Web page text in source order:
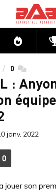
Directs
0 commentaires
:
janv. 2022
ACCÉDER AUX
0
COMMENTAIRES
jouer son